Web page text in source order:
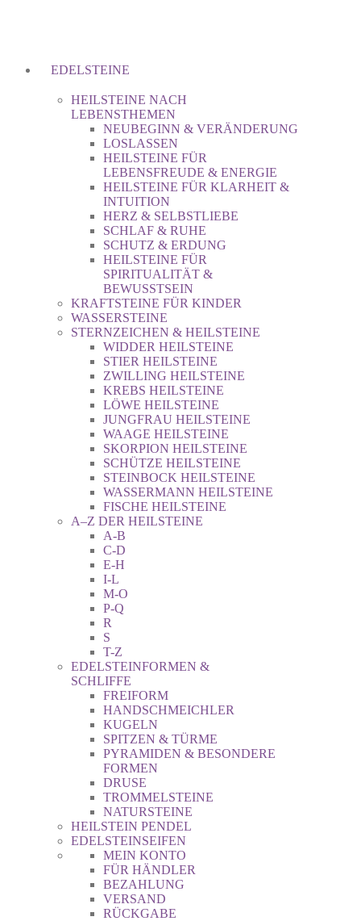
EDELSTEINE
HEILSTEINE NACH
LEBENSTHEMEN
NEUBEGINN & VERÄNDERUNG
LOSLASSEN
HEILSTEINE FÜR
LEBENSFREUDE & ENERGIE
HEILSTEINE FÜR KLARHEIT &
INTUITION
HERZ & SELBSTLIEBE
SCHLAF & RUHE
SCHUTZ & ERDUNG
HEILSTEINE FÜR
SPIRITUALITÄT &
BEWUSSTSEIN
KRAFTSTEINE FÜR KINDER
WASSERSTEINE
STERNZEICHEN & HEILSTEINE
WIDDER HEILSTEINE
STIER HEILSTEINE
ZWILLING HEILSTEINE
KREBS HEILSTEINE
LÖWE HEILSTEINE
JUNGFRAU HEILSTEINE
WAAGE HEILSTEINE
SKORPION HEILSTEINE
SCHÜTZE HEILSTEINE
STEINBOCK HEILSTEINE
WASSERMANN HEILSTEINE
FISCHE HEILSTEINE
A–Z DER HEILSTEINE
A-B
C-D
E-H
I-L
M-O
P-Q
R
S
T-Z
EDELSTEINFORMEN &
SCHLIFFE
FREIFORM
HANDSCHMEICHLER
KUGELN
SPITZEN & TÜRME
PYRAMIDEN & BESONDERE
FORMEN
DRUSE
TROMMELSTEINE
NATURSTEINE
HEILSTEIN PENDEL
EDELSTEINSEIFEN
MEIN KONTO
FÜR HÄNDLER
BEZAHLUNG
VERSAND
RÜCKGABE